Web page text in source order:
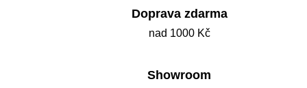
Doprava zdarma
nad 1000 Kč
Showroom